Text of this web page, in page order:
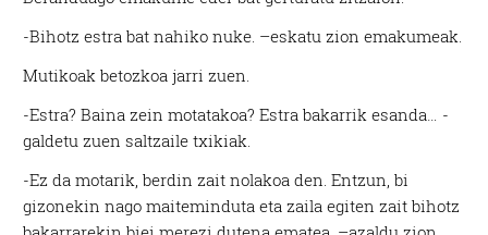
-Bihotz estra bat nahiko nuke. –eskatu zion emakumeak.
Mutikoak betozkoa jarri zuen.
-Estra? Baina zein motatakoa? Estra bakarrik esanda… -
galdetu zuen saltzaile txikiak.
-Ez da motarik, berdin zait nolakoa den. Entzun, bi
gizonekin nago maiteminduta eta zaila egiten zait bihotz